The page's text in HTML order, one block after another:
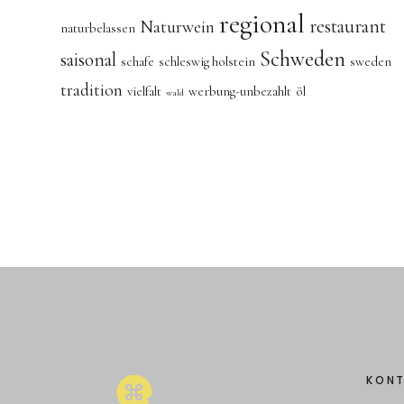
naturbelassen Naturwein regional restaurant
saisonal schafe schleswig holstein Schweden sweden
tradition vielfalt wald werbung-unbezahlt öl